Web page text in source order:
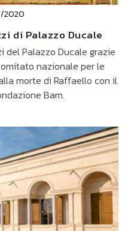
di Palazzo Ducale
del Palazzo Ducale grazie
nazionale per le
morte di Raffaello con il
Bam.